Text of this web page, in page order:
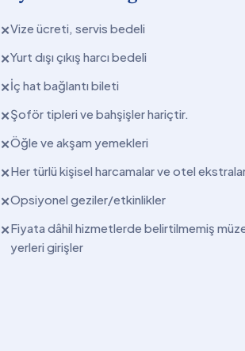
✕Vize ücreti, servis bedeli
✕Yurt dışı çıkış harcı bedeli
✕İç hat bağlantı bileti
✕Şoför tipleri ve bahşişler hariçtir.
✕Öğle ve akşam yemekleri
✕Her türlü kişisel harcamalar ve otel
✕Opsiyonel geziler/etkinlikler
✕Fiyata dâhil hizmetlerde belirtilmemiş
yerleri girişler